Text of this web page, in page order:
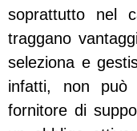
soprattutto nel
traggano
seleziona e
infatti, non può
fornitore di